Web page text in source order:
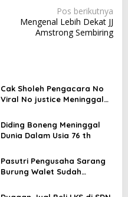
Pos berikutnya
Mengenal Lebih Dekat JJ
Amstrong Sembiring
Cak Sholeh Pengacara No
Viral No justice Meninggal
Diding Boneng Meninggal
Dunia Dalam Usia 76 th
Pasutri Pengusaha Sarang
Burung Walet Sudah
Pelapor Desak Polda Jambi